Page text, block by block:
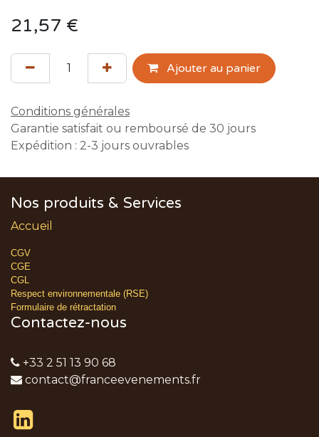
21,57 €
Ajouter au panier
Conditions générales
Garantie satisfait ou remboursé de 30 jours
Expédition : 2-3 jours ouvrables
Nos produits & Services
Accueil
CGV
CGE
CGL
Respect environnementale (RSE)
Formulaire de rétractation
Contactez-nous
+33 2 51 13 90 68
contact@franceevenements.fr